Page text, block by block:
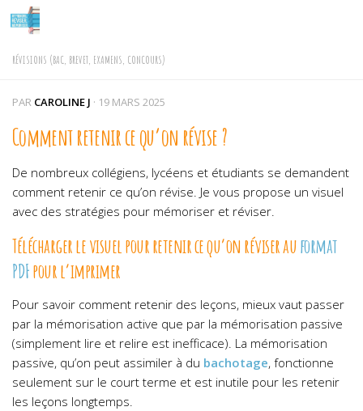
Skip to content
RÉVISIONS (BAC, BREVET, EXAMENS, CONCOURS)
PAR CAROLINE J · 19 MARS 2025
Comment retenir ce qu’on révise ?
De nombreux collégiens, lycéens et étudiants se demandent
comment retenir ce qu’on révise. Je vous propose un visuel
avec des stratégies pour mémoriser et réviser.
Télécharger le visuel pour retenir ce qu’on réviser auformat
PDFpour l’imprimer
Pour savoir comment retenir des leçons, mieux vaut passer
par la mémorisation active que par la mémorisation passive
(simplement lire et relire est inefficace). La mémorisation
passive, qu’on peut assimiler à du bachotage, fonctionne
seulement sur le court terme et est inutile pour les retenir
les leçons longtemps.